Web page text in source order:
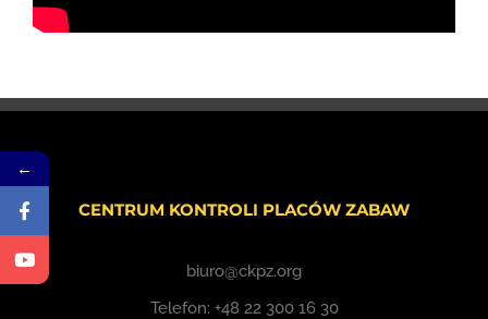
CENTRUM KONTROLI PLACÓW ZABAW
biuro@ckpz.org
Telefon: +48 22 300 16 30
←